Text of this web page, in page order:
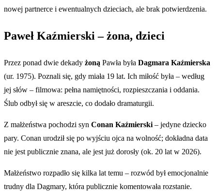
nowej partnerce i ewentualnych dzieciach, ale brak potwierdzenia.
Paweł Kaźmierski – żona, dzieci
Przez ponad dwie dekady żoną Pawła była Dagmara Kaźmierska
(ur. 1975). Poznali się, gdy miała 19 lat. Ich miłość była – według
jej słów – filmowa: pełna namiętności, rozpieszczania i oddania.
Ślub odbył się w areszcie, co dodało dramaturgii.
Z małżeństwa pochodzi syn Conan Kaźmierski – jedyne dziecko
pary. Conan urodził się po wyjściu ojca na wolność; dokładna data
nie jest publicznie znana, ale jest już dorosły (ok. 20 lat w 2026).
Małżeństwo rozpadło się kilka lat temu – rozwód był emocjonalnie
trudny dla Dagmary, która publicznie komentowała rozstanie.